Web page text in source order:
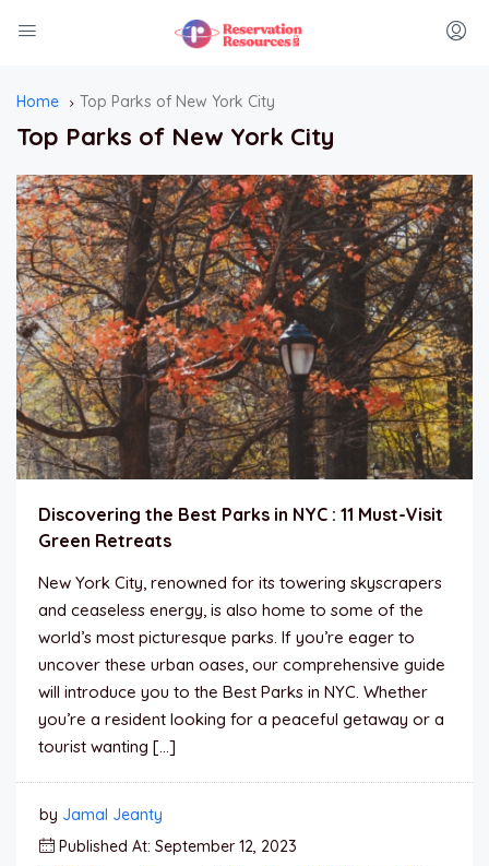
Home Top Parks of New York City
Top Parks of New York City
Discovering the Best Parks in NYC : 11 Must-Visit
Green Retreats
New York City, renowned for its towering skyscrapers
and ceaseless energy, is also home to some of the
world’s most picturesque parks. If you’re eager to
uncover these urban oases, our comprehensive guide
will introduce you to the Best Parks in NYC. Whether
you’re a resident looking for a peaceful getaway or a
tourist wanting […]
by Jamal Jeanty
Published At: September 12, 2023